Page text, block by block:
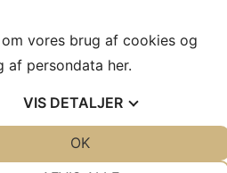
vores brug af cookies og
af persondata her.
VIS DETALJER
OK